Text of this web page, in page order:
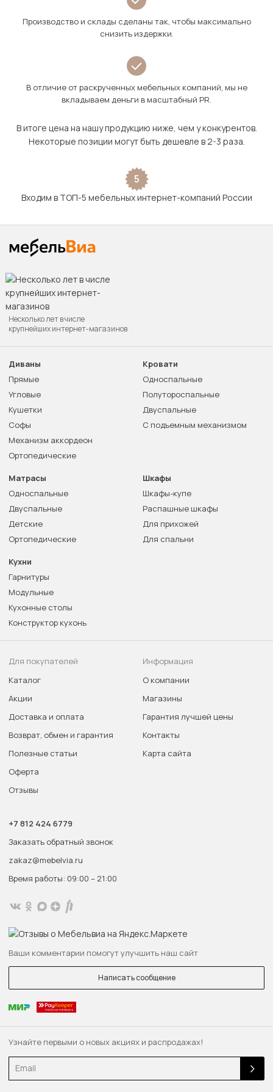
Производство и склады сделаны так, чтобы максимально
снизить издержки.
В отличие от раскрученных мебельных компаний, мы не
вкладываем деньги в масштабный PR.
В итоге цена на нашу продукцию ниже, чем у конкурентов.
Некоторые позиции могут быть дешевле в 2-3 раза.
5
Входим в ТОП-5 мебельных интернет-компаний России
Узнайте первыми о новых акциях и распродажах!
Email
Несколько лет в числе
крупнейших интернет-магазинов
Диваны
Прямые
Угловые
Кушетки
Софы
Механизм аккордеон
Ортопедические
Кровати
Односпальные
Полутороспальные
Двуспальные
С подъемным механизмом
Матрасы
Односпальные
Двуспальные
Детские
Ортопедические
Шкафы
Шкафы-купе
Распашные шкафы
Для прихожей
Для спальни
Кухни
Гарнитуры
Модульные
Кухонные столы
Конструктор кухонь
Для покупателей
Каталог
Акции
Доставка и оплата
Возврат, обмен и гарантия
Полезные статьи
Оферта
Отзывы
Информация
О компании
Магазины
Гарантия лучшей цены
Контакты
Карта сайта
+7 812 424 6779
Заказать обратный звонок
zakaz@mebelvia.ru
Время работы: 09:00 – 21:00
Ваши комментарии помогут улучшить наш сайт
Написать сообщение